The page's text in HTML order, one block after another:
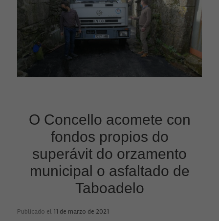
O Concello acomete con
fondos propios do
superávit do orzamento
municipal o asfaltado de
Taboadelo
Publicado el 11 de marzo de 2021